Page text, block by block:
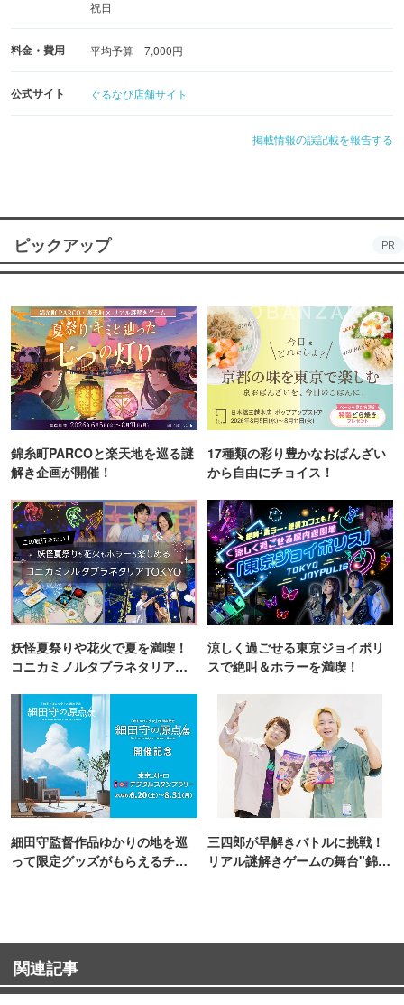
祝日
料金・費用 平均予算 7,000円
公式サイト ぐるなび店舗サイト
掲載情報の誤記載を報告する
ピックアップ PR
錦糸町PARCOと楽天地を巡る謎
解き企画が開催！
17種類の彩り豊かなおばんざい
から自由にチョイス！
妖怪夏祭りや花火で夏を満喫！
コニカミノルタプラネタリア
涼しく過ごせる東京ジョイポリ
スで絶叫＆ホラーを満喫！
細田守監督作品ゆかりの地を巡
って限定グッズがもらえるチャ
三四郎が早解きバトルに挑戦！
リアル謎解きゲームの舞台"錦糸
関連記事